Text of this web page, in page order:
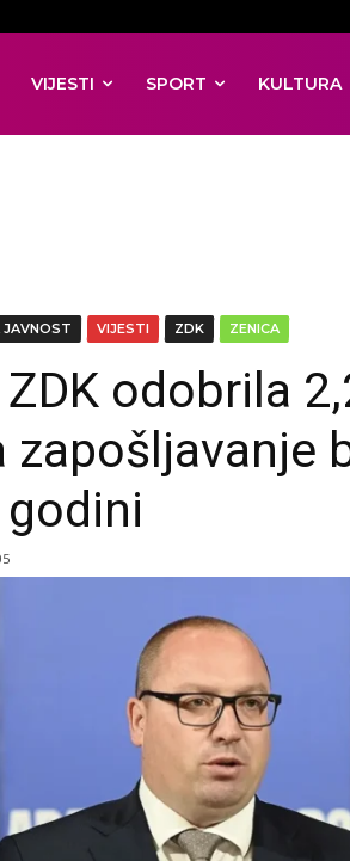
VIJESTI SPORT KULTURA
JAVNOST VIJESTI ZDK ZENICA
odobrila
zapošljavanje